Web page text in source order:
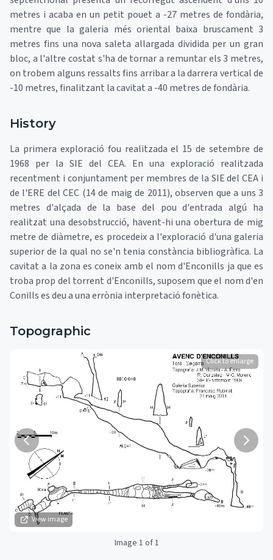
metres i acaba en un petit pouet a -27 metres de fondària,
mentre que la galeria més oriental baixa bruscament 3
metres fins una nova saleta allargada dividida per un gran
bloc, a l'altre costat s'ha de tornar a remuntar els 3 metres,
on trobem alguns ressalts fins arribar a la darrera vertical de
-10 metres, finalitzant la cavitat a -40 metres de fondària.
History
La primera exploració fou realitzada el 15 de setembre de
1968 per la SIE del CEA. En una exploració realitzada
recentment i conjuntament per membres de la SIE del CEA i
de l'ERE del CEC (14 de maig de 2011), observen que a uns 3
metres d'alçada de la base del pou d'entrada algú ha
realitzat una desobstrucció, havent-hi una obertura de mig
metre de diàmetre, es procedeix a l'exploració d'una galeria
superior de la qual no se'n tenia constància bibliogràfica. La
cavitat a la zona es coneix amb el nom d'Enconills ja que es
troba prop del torrent d'Enconills, suposem que el nom d'en
Conills es deu a una errònia interpretació fonètica.
Topographic
View image
Click to enlarge
Image 1 of 1